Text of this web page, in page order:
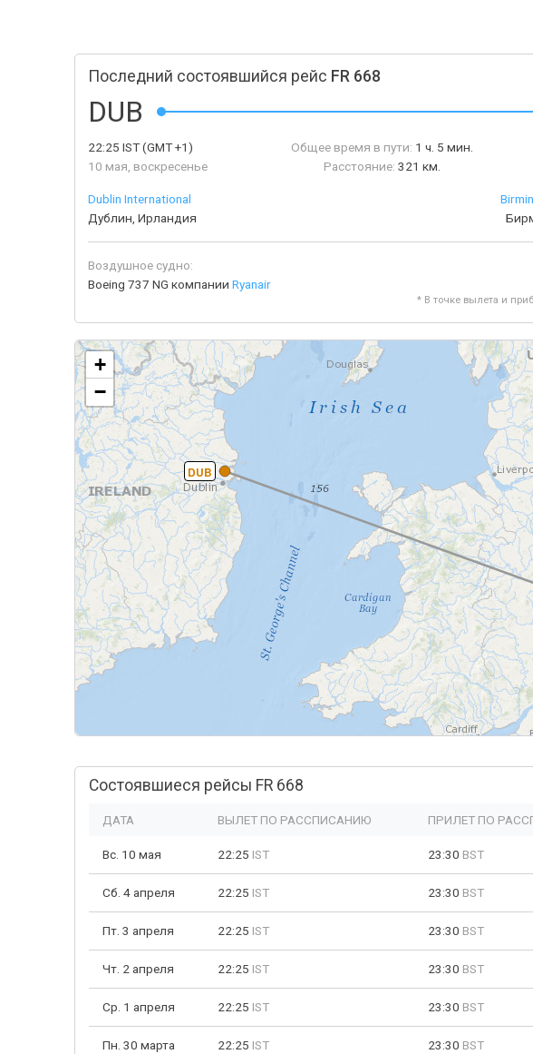
Последний состоявшийся рейс FR 668
DUB
22:25 IST(GMT +1)
10 мая, воскресенье
Общее время в пути: 1 ч. 5 мин.
Расстояние: 321 км.
Dublin International
Дублин, Ирландия
Воздушное судно:
Boeing 737 NG компании Ryanair
* В точке вылета и
DUB
+
−
Состоявшиеся рейсы FR 668
ДАТА ВЫЛЕТ ПО РАССПИСАНИЮ ПРИЛЕТ ПО
Вс. 10 мая 22:25 IST 23:30 BST
Сб. 4 апреля 22:25 IST 23:30 BST
Пт. 3 апреля 22:25 IST 23:30 BST
Чт. 2 апреля 22:25 IST 23:30 BST
Ср. 1 апреля 22:25 IST 23:30 BST
Пн. 30 марта 22:25 IST 23:30 BST